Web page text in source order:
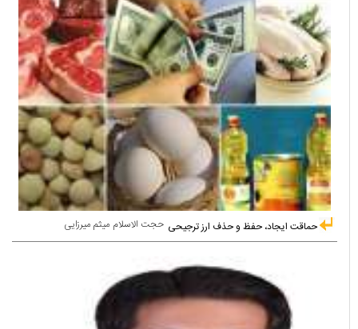
حجت الاسلام میثم میرزایی حماقت ایجاد، حفظ و حذف ارز ترجیحی